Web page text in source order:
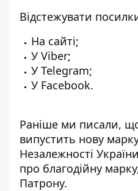
Відстежувати
На сайті;
У Viber;
У Telegram;
У Facebook.
Раніше ми писали,
випустить нову
Незалежності
про благодійну марку
Патрону.